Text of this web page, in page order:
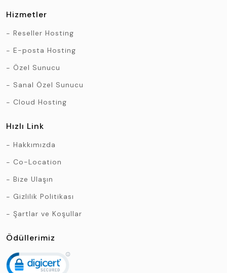
Hizmetler
Reseller Hosting
E-posta Hosting
Özel Sunucu
Sanal Özel Sunucu
Cloud Hosting
Hızlı Link
Hakkımızda
Co-Location
Bize Ulaşın
Gizlilik Politikası
Şartlar ve Koşullar
Ödüllerimiz